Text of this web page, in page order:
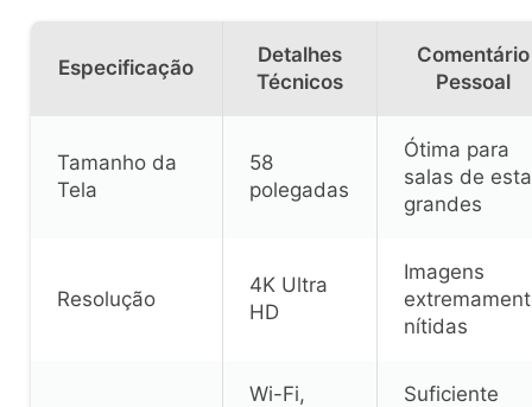
Especificação
Detalhes
Técnicos
Comentário
Pessoal
Tamanho da
Tela
58
polegadas
Ótima para
salas de
grandes
Resolução
4K Ultra
HD
Imagens
nítidas
Wi-Fi,
Suficiente